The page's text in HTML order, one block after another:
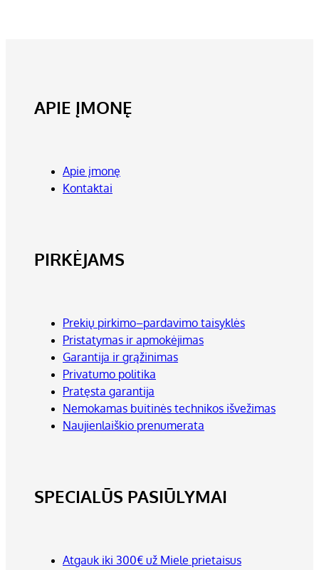
APIE ĮMONĘ
Apie įmonę
Kontaktai
PIRKĖJAMS
Prekių pirkimo–pardavimo taisyklės
Pristatymas ir apmokėjimas
Garantija ir grąžinimas
Privatumo politika
Pratęsta garantija
Nemokamas buitinės technikos išvežimas
Naujienlaiškio prenumerata
SPECIALŪS PASIŪLYMAI
Atgauk iki 300€ už Miele prietaisus